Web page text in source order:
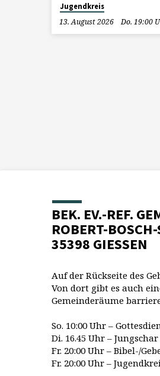
Jugendkreis
13. August 2026
Do. 19:00
BEK. EV.-REF.
ROBERT-
35398 GIESSEN
Auf der Rückseite des
Von dort gibt es auch
Gemeinderäume
So. 10:00 Uhr –
Di. 16.45 Uhr –
Fr. 20:00 Uhr – Bibel-/
Fr. 20:00 Uhr –